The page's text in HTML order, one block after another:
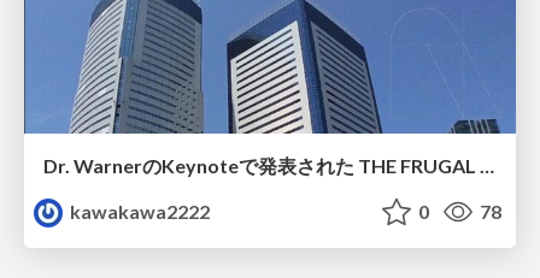
Dr. WarnerのKeynoteで発表された THE FRUGAL ARCHITECTから学ぶ トレードオフアーキテクチャ
kawakawa2222
0 78